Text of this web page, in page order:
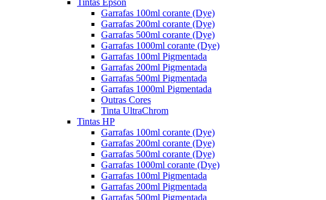
Garrafas 100ml corante (Dye)
Garrafas 200ml corante (Dye)
Garrafas 500ml corante (Dye)
Garrafas 1000ml corante (Dye)
Garrafas 100ml Pigmentada
Garrafas 200ml Pigmentada
Garrafas 500ml Pigmentada
Garrafas 1000ml Pigmentada
Outras Cores
Tinta UltraChrom
Tintas HP
Garrafas 100ml corante (Dye)
Garrafas 200ml corante (Dye)
Garrafas 500ml corante (Dye)
Garrafas 1000ml corante (Dye)
Garrafas 100ml Pigmentada
Garrafas 200ml Pigmentada
Garrafas 500ml Pigmentada